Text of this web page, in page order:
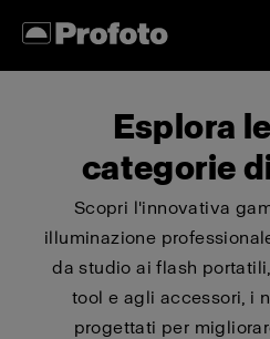
Esplora
categorie
Scopri l'innovativa
illuminazione
da studio ai flash
tool e agli accessori, i
progettati per